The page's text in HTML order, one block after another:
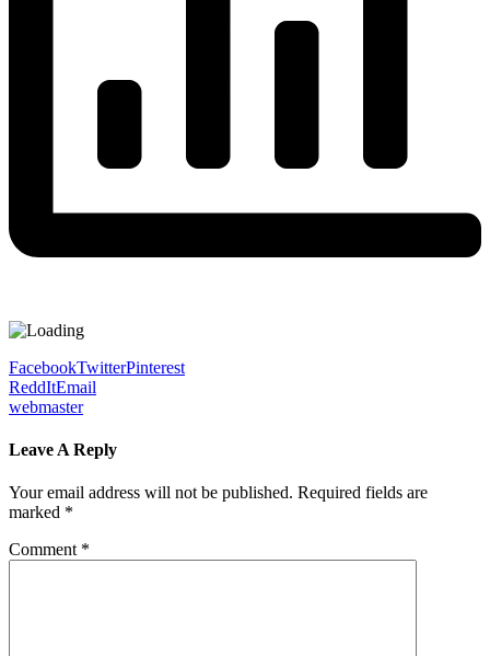
FacebookTwitterPinterest
ReddItEmail
webmaster
Leave A Reply
Your email address will not be published. Required fields are
marked *
Comment *